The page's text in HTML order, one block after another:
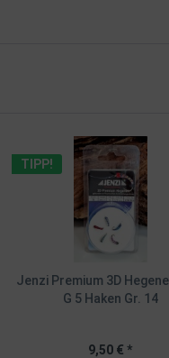
TIPP!
Jenzi Premium 3D
G 5 Haken Gr. 14
9,50 € *